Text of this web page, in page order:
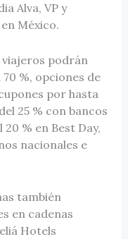
Alva, VP y
México.
viajeros podrán
%, opciones de
por hasta
25 % con bancos
% en Best Day,
nacionales e
también
en cadenas
Hotels